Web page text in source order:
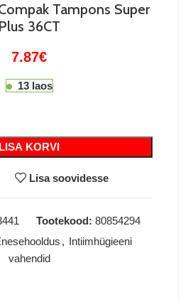
Tampons Super
Plus 36CT
7.87€
13 laos
LISA KORVI
Lisa soovidesse
Tootekood: 80854294
, Intiimhügieeni
vahendid